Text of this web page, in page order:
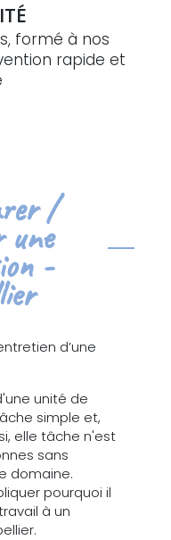
formé à nos
rapide et
/
-
d’une
unité de
simple et,
elle tâche n'est
sans
domaine.
pourquoi il
à un